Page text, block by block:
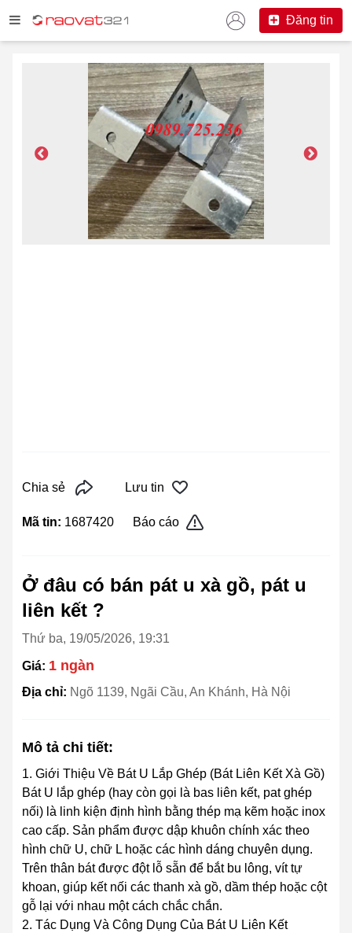
Đăng tin
Chia sẻ Lưu tin
Mã tin: 1687420 Báo cáo
Ở đâu có bán pát u xà gồ, pát u
liên kết ?
Thứ ba, 19/05/2026, 19:31
Giá: 1 ngàn
Địa chỉ: Ngõ 1139, Ngãi Cầu, An Khánh, Hà Nội
Mô tả chi tiết:
1. Giới Thiệu Về Bát U Lắp Ghép (Bát Liên Kết Xà Gồ)
Bát U lắp ghép (hay còn gọi là bas liên kết, pat ghép
nối) là linh kiện định hình bằng thép mạ kẽm hoặc inox
cao cấp. Sản phẩm được dập khuôn chính xác theo
hình chữ U, chữ L hoặc các hình dáng chuyên dụng.
Trên thân bát được đột lỗ sẵn để bắt bu lông, vít tự
khoan, giúp kết nối các thanh xà gồ, dầm thép hoặc cột
gỗ lại với nhau một cách chắc chắn.
2. Tác Dụng Và Công Dụng Của Bát U Liên Kết